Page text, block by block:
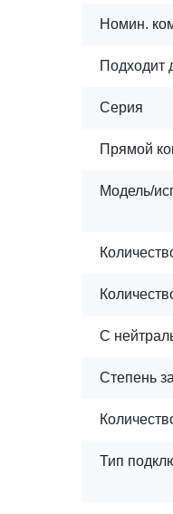
Номин.
Подходит
Серия
Прямой
Модель/
С
Степень
Тип